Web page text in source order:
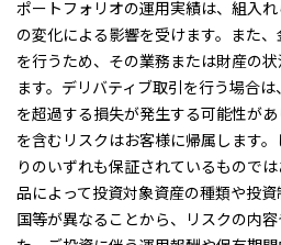
ポートフォリオの運用実績は、組入
の変化による影響を受けます。また
を行うため、その業務または財産の
ます。デリバティブ取引を行う場合
を超過する損失が発生する可能性が
を含むリスクはお客様に帰属します
りのいずれも保証されているもので
品によって投資対象資産の種類や投
国等が異なることから、リスクの内